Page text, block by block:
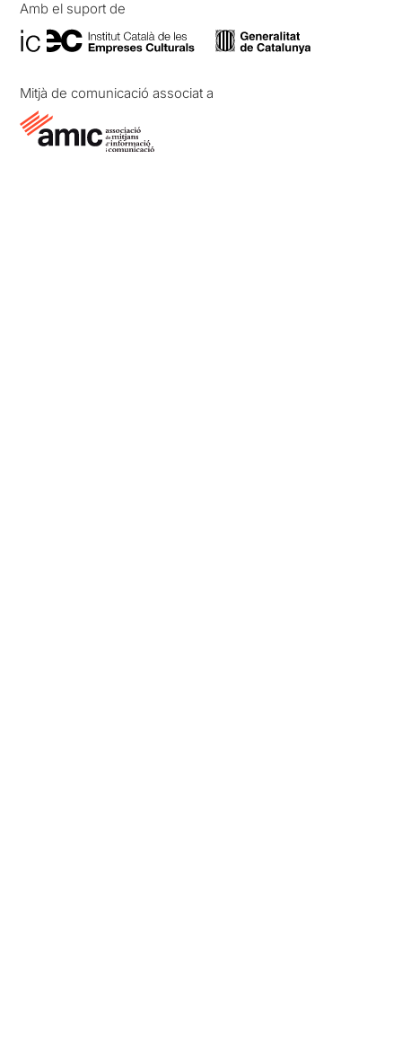
Amb el suport de
Mitjà de comunicació associat a